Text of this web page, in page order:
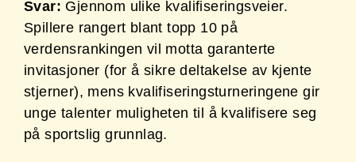
Svar: Gjennom ulike kvalifiseringsveier.
Spillere rangert blant topp 10 på
verdensrankingen vil motta garanterte
invitasjoner (for å sikre deltakelse av kjente
stjerner), mens kvalifiseringsturneringene gir
unge talenter muligheten til å kvalifisere seg
på sportslig grunnlag.